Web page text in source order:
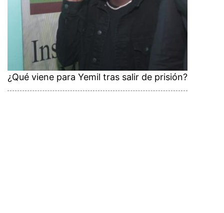
¿Qué viene para Yemil tras salir de prisión?